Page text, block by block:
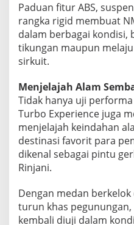
Paduan fitur ABS,
rangka rigid membuat
dalam berbagai kondisi,
tikungan maupun
sirkuit.
Menjelajah Alam
Tidak hanya uji
Turbo Experience juga
menjelajah keindahan
destinasi favorit para
dikenal sebagai pintu
Rinjani.
Dengan medan
turun khas
kembali diuji dalam